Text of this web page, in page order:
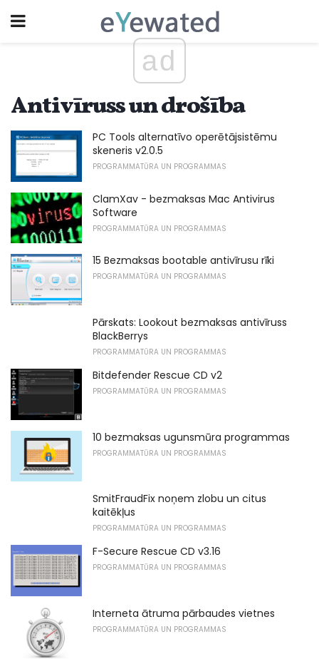
ad
Antivīruss un drošība
PC Tools alternatīvo operētājsistēmu
skeneris v2.0.5
PROGRAMMATŪRA UN PROGRAMMAS
ClamXav - bezmaksas Mac Antivirus
Software
PROGRAMMATŪRA UN PROGRAMMAS
15 Bezmaksas bootable antivīrusu rīki
PROGRAMMATŪRA UN PROGRAMMAS
Pārskats: Lookout bezmaksas antivīruss
BlackBerrys
PROGRAMMATŪRA UN PROGRAMMAS
Bitdefender Rescue CD v2
PROGRAMMATŪRA UN PROGRAMMAS
10 bezmaksas ugunsmūra programmas
PROGRAMMATŪRA UN PROGRAMMAS
SmitFraudFix noņem zlobu un citus
kaitēkļus
PROGRAMMATŪRA UN PROGRAMMAS
F-Secure Rescue CD v3.16
PROGRAMMATŪRA UN PROGRAMMAS
Interneta ātruma pārbaudes vietnes
PROGRAMMATŪRA UN PROGRAMMAS